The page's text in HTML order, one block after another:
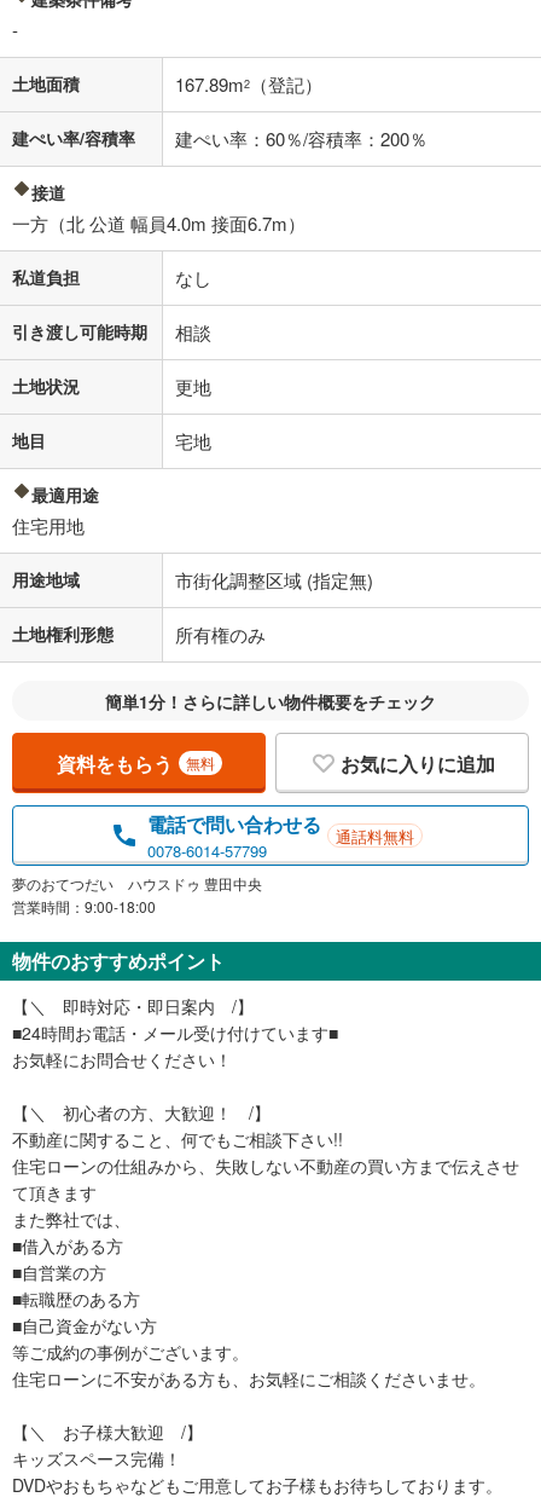
-
土地面積 167.89m2 （登記）
建ぺい率/容積率 建ぺい率：60％/容積率：200％
接道
一方（北 公道 幅員4.0m 接面6.7m）
私道負担 なし
引き渡し可能時期 相談
土地状況 更地
地目 宅地
最適用途
住宅用地
用途地域 市街化調整区域 (指定無)
土地権利形態 所有権のみ
簡単1分！さらに詳しい物件概要をチェック
資料をもらう 無料 お気に入りに追加
電話で問い合わせる
0078-6014-57799
通話料無料
夢のおてつだい ハウスドゥ 豊田中央
営業時間：9:00-18:00
物件のおすすめポイント
【＼ 即時対応・即日案内 /】
■24時間お電話・メール受け付けています■
お気軽にお問合せください！
【＼ 初心者の方、大歓迎！ /】
不動産に関すること、何でもご相談下さい!!
住宅ローンの仕組みから、失敗しない不動産の買い方まで伝えさせ
て頂きます
また弊社では、
■借入がある方
■自営業の方
■転職歴のある方
■自己資金がない方
等ご成約の事例がございます。
住宅ローンに不安がある方も、お気軽にご相談くださいませ。
【＼ お子様大歓迎 /】
キッズスペース完備！
DVDやおもちゃなどもご用意してお子様もお待ちしております。